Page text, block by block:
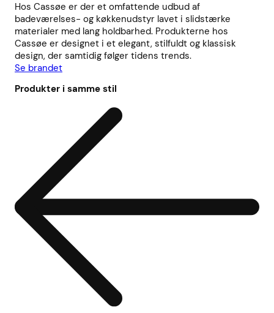
Hos Cassøe er der et omfattende udbud af
badeværelses- og køkkenudstyr lavet i slidstærke
materialer med lang holdbarhed. Produkterne hos
Cassøe er designet i et elegant, stilfuldt og klassisk
design, der samtidig følger tidens trends.
Se brandet
Produkter i samme stil